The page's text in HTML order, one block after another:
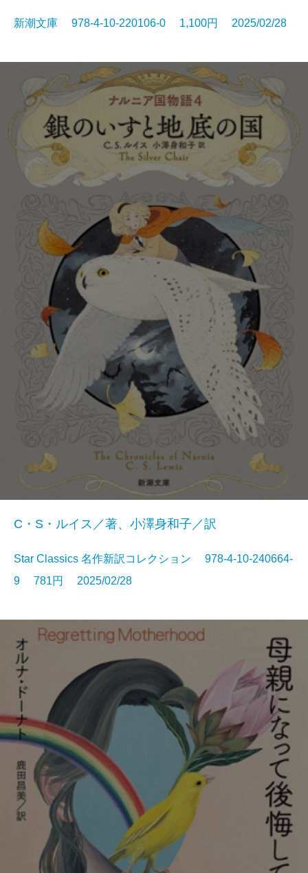
新潮文庫 978-4-10-220106-0 1,100円 2025/02/28
C・S・ルイス／著、小澤身和子／訳
Star Classics 名作新訳コレクション 978-4-10-240664-
9 781円 2025/02/28